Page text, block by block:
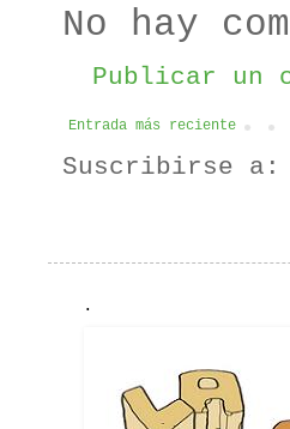
No hay
Publicar un
Entrada más reciente
Suscribirse a:
.